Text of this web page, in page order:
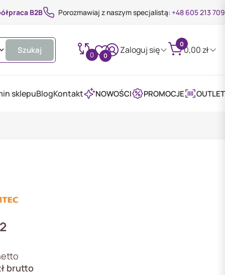
B2B Porozmawiaj z naszym specjalistą: +48 605 213 709
Szukaj 0 0
Zaloguj się
0
0,00zł
sklepuBlogKontakt NOWOŚCI PROMOCJE OUTLET
brutto